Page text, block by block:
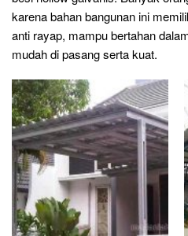
karena bahan bangunan ini
anti rayap, mampu bertahan
mudah di pasang serta kuat.